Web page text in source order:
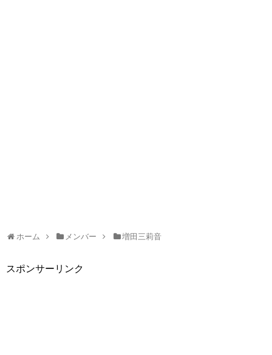
ホーム メンバー 増田三莉音
スポンサーリンク